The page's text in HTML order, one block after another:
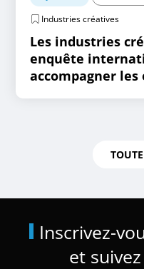
Industries créatives
Les industries
enquête
accompagner
Inscrivez-
et